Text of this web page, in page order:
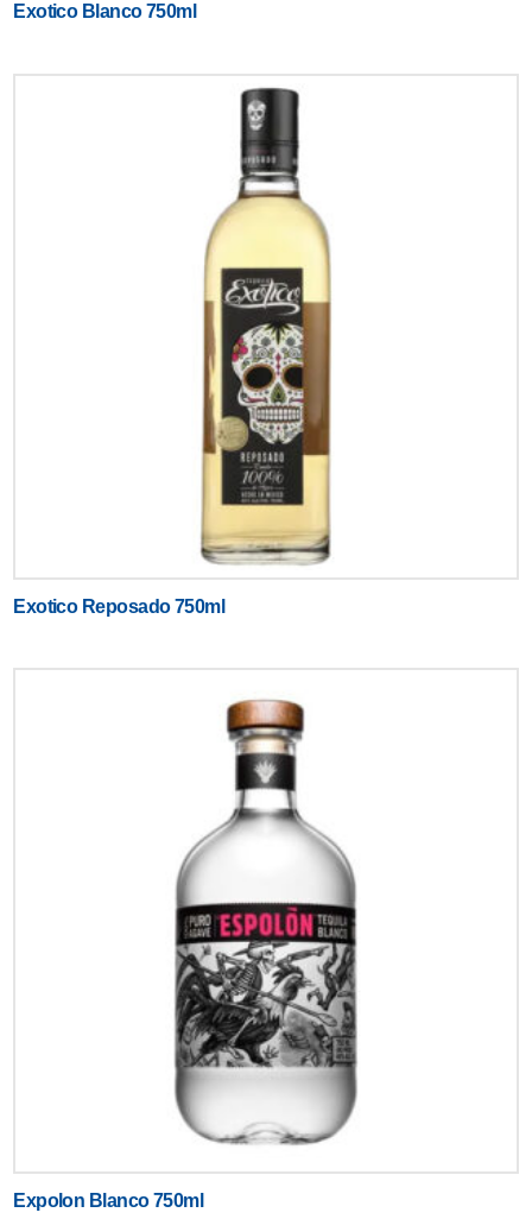
Exotico Blanco 750ml
Exotico Reposado 750ml
Expolon Blanco 750ml